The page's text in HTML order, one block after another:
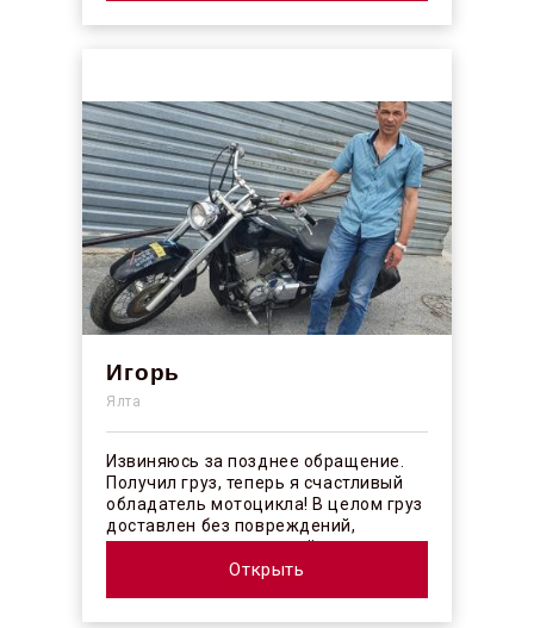
Игорь
Ялта
Извиняюсь за позднее обращение.
Получил груз, теперь я счастливый
обладатель мотоцикла! В целом груз
доставлен без повреждений,
огорчило отсутствие плёночного
Открыть